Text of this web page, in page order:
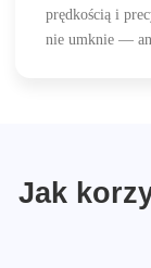
prędkością i
nie umknie —
Jak